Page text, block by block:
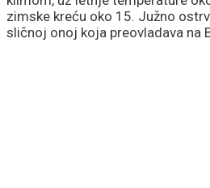
zimske kreću oko 15. Južno
sličnoj onoj koja preovladava na